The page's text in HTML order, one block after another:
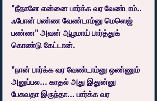
"நீதானே என்னை பார்க்க வர வேண்டாம்..
ஃபோன் பண்ண வேண்டாம்னு மெஸெஜ்
பண்ண" அவன் ஆழமாய் பார்த்துக்
கொண்டு கேட்டான்.
"நான் பார்க்க வர வேண்டாம்னு ஒண்ணும்
அனுப்பல... காதல் அது இதுன்னு
பேசுவதா இருந்தா... பார்க்க வர